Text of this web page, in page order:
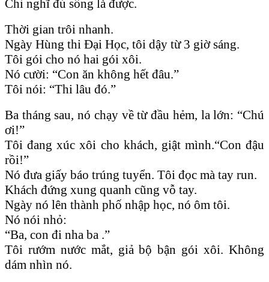
Chỉ nghĩ đủ sống là được.
Thời gian trôi nhanh.
Ngày Hùng thi Đại Học, tôi dậy từ 3 giờ sáng.
Tôi gói cho nó hai gói xôi.
Nó cười: “Con ăn không hết đâu.”
Tôi nói: “Thi lâu đó.”
Ba tháng sau, nó chạy về từ đầu hẻm, la lớn: “Chú
ơi!”
Tôi đang xúc xôi cho khách, giật mình.“Con đậu
rồi!”
Nó đưa giấy báo trúng tuyển. Tôi đọc mà tay run.
Khách đứng xung quanh cũng vỗ tay.
Ngày nó lên thành phố nhập học, nó ôm tôi.
Nó nói nhỏ:
“Ba, con đi nha ba .”
Tôi rướm nước mắt, giả bộ bận gói xôi. Không
dám nhìn nó.